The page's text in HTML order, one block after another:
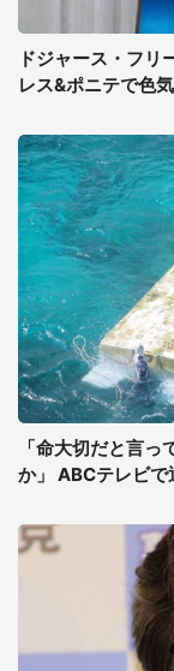
ドジャース・フリ
レス&ポニテで色
「命大切だと言
か」 ABCテレビ